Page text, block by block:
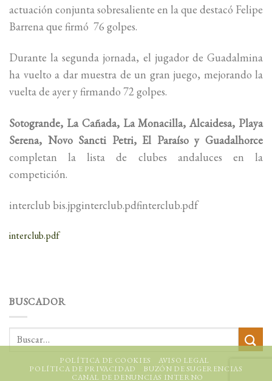
actuación conjunta sobresaliente en la que destacó Felipe
Barrena que firmó 76 golpes.
Durante la segunda jornada, el jugador de Guadalmina
ha vuelto a dar muestra de un gran juego, mejorando la
vuelta de ayer y firmando 72 golpes.
Sotogrande, La Cañada, La Monacilla, Alcaidesa, Playa
Serena, Novo Sancti Petri, El Paraíso y Guadalhorce
completan la lista de clubes andaluces en la
competición.
interclub bis.jpginterclub.pdfinterclub.pdf
interclub.pdf
BUSCADOR
POLÍTICA DE COOKIES
AVISO LEGAL
POLÍTICA DE PRIVACIDAD
BUZÓN DE SUGERENCIAS
CANAL DE DENUNCIAS INTERNO